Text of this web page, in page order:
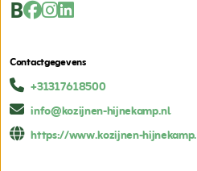
B
Contactgegevens
+31317618500
info@kozijnen-hijnekamp.nl
https://www.kozijnen-